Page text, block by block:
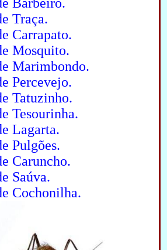
Traça.
Carrapato.
Mosquito.
Marimbondo.
Percevejo.
Tatuzinho.
Tesourinha.
Lagarta.
Pulgões.
Caruncho.
Saúva.
Cochonilha.